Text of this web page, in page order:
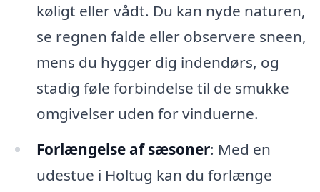
køligt eller vådt. Du kan nyde naturen,
se regnen falde eller observere sneen,
mens du hygger dig indendørs, og
stadig føle forbindelse til de smukke
omgivelser uden for vinduerne.
Forlængelse af sæsoner: Med en
udestue i Holtug kan du forlænge